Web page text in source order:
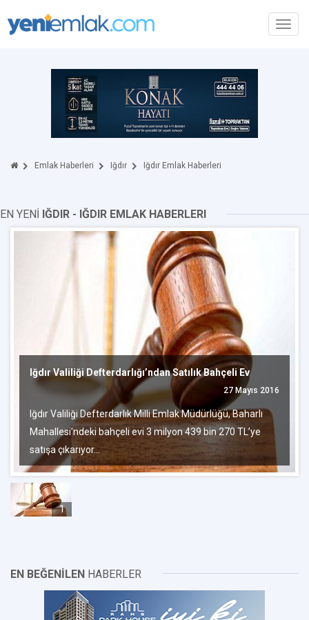
Emlak Haberleri Iğdır Iğdır Emlak Haberleri
EN YENİ IĞDIR - IĞDIR EMLAK HABERLERI
Iğdır Valiliği Defterdarlığı’ndan Satılık Bahçeli Ev
27 Mayıs 2016
Iğdır Valiliği Defterdarlık Milli Emlak Müdürlüğü, Baharlı
Mahallesi’ndeki bahçeli evi 3 milyon 439 bin 270 TL’ye
satışa çıkarıyor...
1
EN BEĞENİLEN HABERLER